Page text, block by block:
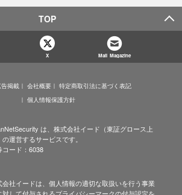
TOP
X Mail Magazine
告掲載 会社概要
特定商取引法に基づく表記
個人情報保護方針
は、株式会社イード（東証グロース上
の運営するサービスです。
コード：6038
会社イードは、個人情報の適切な取扱いを行う事業